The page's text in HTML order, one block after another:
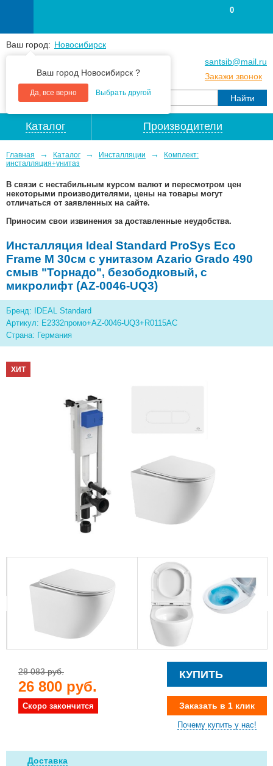
Ваш город: Новосибирск
Ваш город Новосибирск ?
Да, все верно Выбрать другой
+7(383) 213 79 30
santsib@mail.ru
Закажи звонок
0
Каталог Производители
Главная → Каталог → Инсталляции →
Комплект:
инсталляция+унитаз
В связи с нестабильным курсом валют и пересмотром цен
некоторыми производителями, цены на товары могут
отличаться от заявленных на сайте.
Приносим свои извинения за доставленные неудобства.
Инсталляция Ideal Standard ProSys Eco
Frame M 30см с унитазом Azario Grado 490
смыв "Торнадо", безободковый, с
микролифт (AZ-0046-UQ3)
Бренд: IDEAL Standard
Артикул: E2332промо+AZ-0046-UQ3+R0115AC
Страна: Германия
ХИТ
28 083 руб.
26 800 руб.
Скоро закончится
КУПИТЬ
Заказать в 1 клик
Почему купить у нас!
Доставка